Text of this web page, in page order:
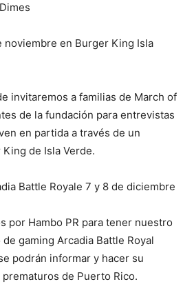
noviembre en Burger King Isla
a familias de March of
de la fundación para entrevistas
en partida a través de un
de Isla Verde.
Battle Royale 7 y 8 de diciembre
Hambo PR para tener nuestro
gaming Arcadia Battle Royal
podrán informar y hacer su
de Puerto Rico.